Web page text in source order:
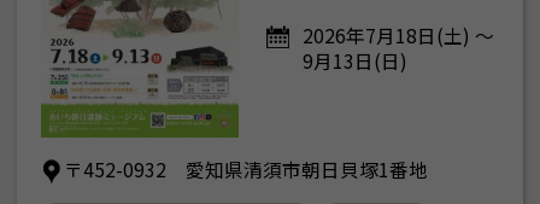
2026年7月18日(土) ～
9月13日(日)
〒452-0932 愛知県清須市朝日貝塚1番地